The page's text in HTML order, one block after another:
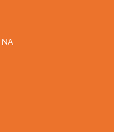
NA